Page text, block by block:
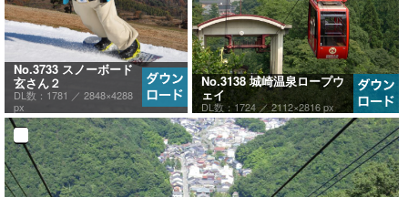
No.3733 スノーボード
玄さん２
DL数：1781 ／ 2848×4288
px
No.3138 城崎温泉ロープウ
ェイ
DL数：1724 ／ 2112×2816 px